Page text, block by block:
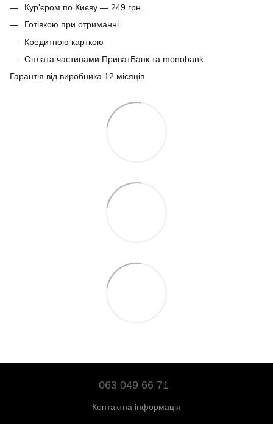
Кур'єром по Києву — 249 грн.
Готівкою при отриманні
Кредитною карткою
Оплата частинами ПриватБанк та monobank
Гарантія від виробника 12 місяців.
063 049 66 71
Контактна інформація